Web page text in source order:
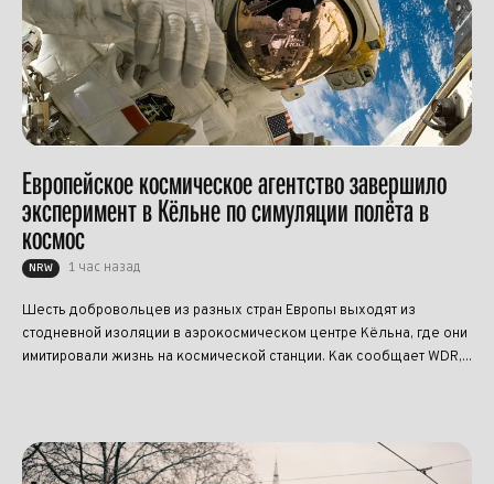
Европейское космическое агентство завершило
эксперимент в Кёльне по симуляции полёта в
космос
NRW 1 час назад
Шесть добровольцев из разных стран Европы выходят из
стодневной изоляции в аэрокосмическом центре Кёльна, где они
имитировали жизнь на космической станции. Как сообщает WDR,...